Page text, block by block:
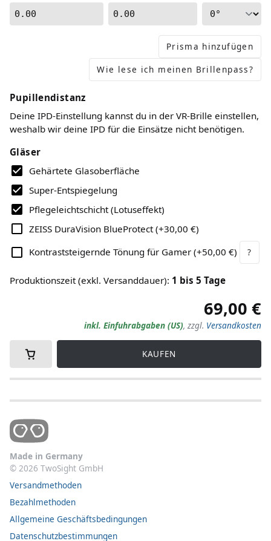
0.00 0.00
Prisma hinzufügen
Wie lese ich meinen Brillenpass?
Pupillendistanz
Deine IPD-Einstellung kannst du in der VR-Brille einstellen,
weshalb wir deine IPD für die Einsätze nicht benötigen.
Gläser
Gehärtete Glasoberfläche
Super-Entspiegelung
Pflegeleichtschicht (Lotuseffekt)
ZEISS DuraVision BlueProtect (+30,00 €)
Kontraststeigernde Tönung für Gamer (+50,00 €) ?
Produktionszeit (exkl. Versanddauer): 1 bis 5 Tage
69,00 €
inkl. Einfuhrabgaben (US), zzgl. Versandkosten
KAUFEN
Made in Germany
© 2026 TwoSight GmbH
Versandmethoden
Bezahlmethoden
Allgemeine Geschäftsbedingungen
Datenschutzbestimmungen